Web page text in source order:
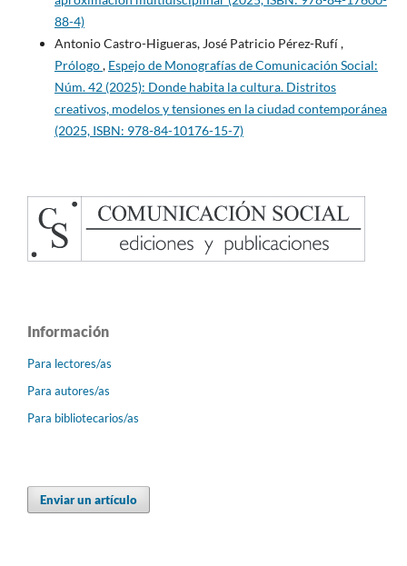
88-4)
Antonio Castro-Higueras, José Patricio Pérez-Rufí ,
Prólogo, Espejo de Monografías de Comunicación Social:
Núm. 42 (2025): Donde habita la cultura. Distritos
creativos, modelos y tensiones en la ciudad contemporánea
(2025, ISBN: 978-84-10176-15-7)
Información
Para lectores/as
Para autores/as
Para bibliotecarios/as
Enviar un artículo